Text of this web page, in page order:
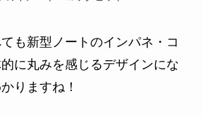
も新型ノートのインパネ・コ
に丸みを感じるデザインにな
りますね！